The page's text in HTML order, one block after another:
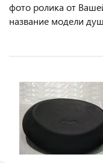
фото ролика от
название модели